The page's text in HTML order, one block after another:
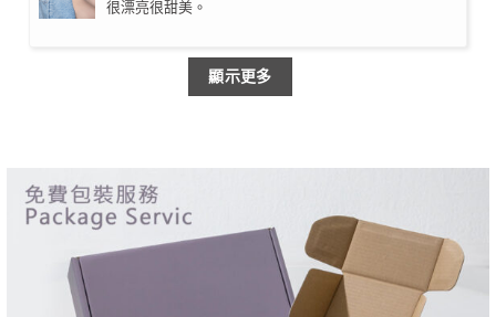
很漂亮很甜美。
顯示更多